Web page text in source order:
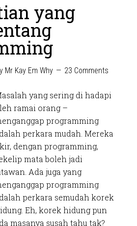
yang
Mr Kay Em Why 23 Comments
yang sering di hadapi
ramai orang –
programming
perkara mudah. Mereka
dengan programming,
mata boleh jadi
Ada juga yang
programming
perkara semudah korek
Eh, korek hidung pun
masanya susah tahu tak?